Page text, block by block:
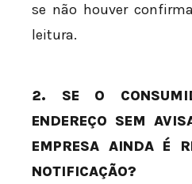
se não houver
leitura.
2. SE O
ENDEREÇO SEM
EMPRESA AINDA É
NOTIFICAÇÃO?